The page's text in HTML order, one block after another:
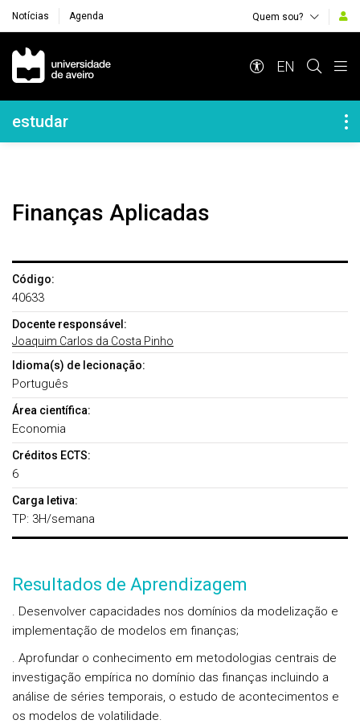
Notícias Agenda Quem sou?
Navegação Principal
EN
Navegação Lateral
estudar
Finanças Aplicadas
Código:
40633
Docente responsável:
Joaquim Carlos da Costa Pinho
Idioma(s) de lecionação:
Português
Área científica:
Economia
Créditos ECTS:
6
Carga letiva:
TP: 3H/semana
Resultados de Aprendizagem
. Desenvolver capacidades nos domínios da modelização e
implementação de modelos em finanças;
. Aprofundar o conhecimento em metodologias centrais de
investigação empírica no domínio das finanças incluindo a
análise de séries temporais, o estudo de acontecimentos e
os modelos de volatilidade.